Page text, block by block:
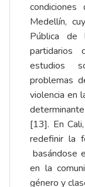
Medellín,
Pública de
partidarios
estudios
problemas
violencia en
[13]. En
redefinir la
basándose
en la
género y